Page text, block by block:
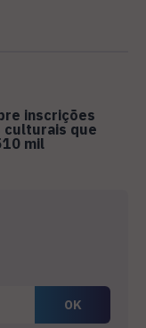
inscrições
culturais que
mil